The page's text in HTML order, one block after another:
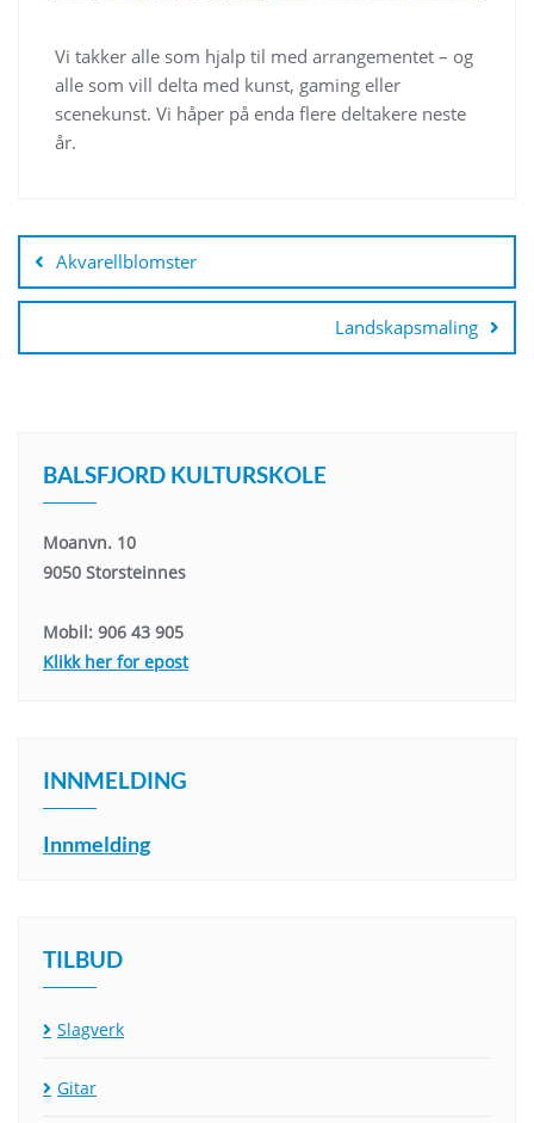
Vi takker alle som hjalp til med arrangementet – og
alle som vill delta med kunst, gaming eller
scenekunst. Vi håper på enda flere deltakere neste
år.
Akvarellblomster
Landskapsmaling
BALSFJORD KULTURSKOLE
Moanvn. 10
9050 Storsteinnes
Mobil: 906 43 905
Klikk her for epost
INNMELDING
Innmelding
TILBUD
Slagverk
Gitar